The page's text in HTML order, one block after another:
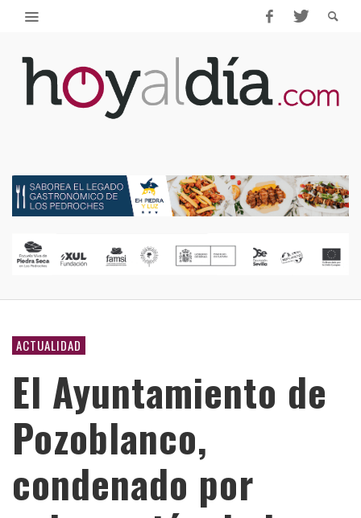
ACTUALIDAD
El Ayuntamiento de
Pozoblanco,
condenado por